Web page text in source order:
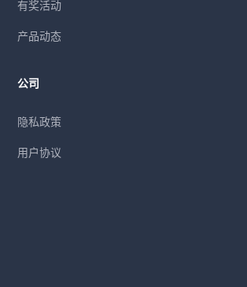
有奖活动
产品动态
公司
隐私政策
用户协议